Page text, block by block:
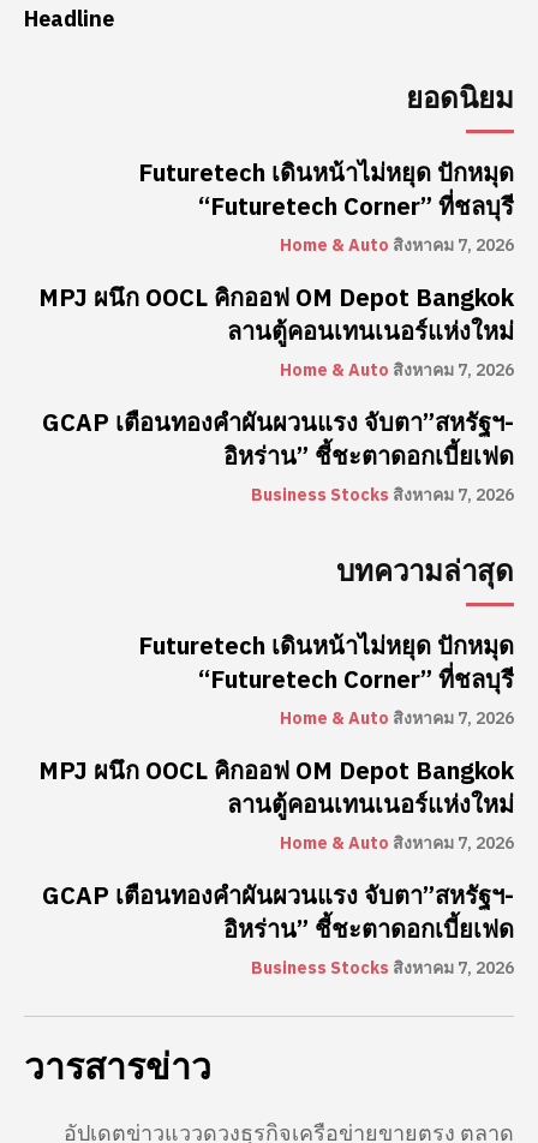
Headline
ยอดนิยม
Futuretech เดินหน้าไม่หยุด ปักหมุด
“Futuretech Corner” ที่ชลบุรี
Home & Auto สิงหาคม 7, 2026
MPJ ผนึก OOCL คิกออฟ OM Depot Bangkok
ลานตู้คอนเทนเนอร์แห่งใหม่
Home & Auto สิงหาคม 7, 2026
GCAP เตือนทองคำผันผวนแรง จับตา”สหรัฐฯ-
อิหร่าน” ชี้ชะตาดอกเบี้ยเฟด
Business Stocks สิงหาคม 7, 2026
บทความล่าสุด
Futuretech เดินหน้าไม่หยุด ปักหมุด
“Futuretech Corner” ที่ชลบุรี
Home & Auto สิงหาคม 7, 2026
MPJ ผนึก OOCL คิกออฟ OM Depot Bangkok
ลานตู้คอนเทนเนอร์แห่งใหม่
Home & Auto สิงหาคม 7, 2026
GCAP เตือนทองคำผันผวนแรง จับตา”สหรัฐฯ-
อิหร่าน” ชี้ชะตาดอกเบี้ยเฟด
Business Stocks สิงหาคม 7, 2026
วารสารข่าว
อัปเดตข่าวแววดวงธุรกิจเครือข่ายขายตรง ตลาด